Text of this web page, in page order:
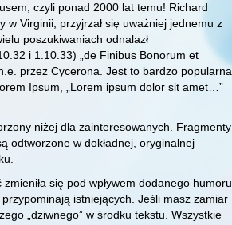
czyli ponad 2000 lat temu! Richard
w Virginii, przyjrzał się uważniej jednemu z
poszukiwaniach odnalazł
i 1.10.33) „de Finibus Bonorum et
przez Cycerona. Jest to bardzo popularna
Ipsum, „Lorem ipsum dolor sit amet…”
niżej dla zainteresowanych. Fragmenty
odtworzone w dokładnej, oryginalnej
się pod wpływem dodanego humoru
istniejących. Jeśli masz zamiar
„dziwnego” w środku tekstu. Wszystkie